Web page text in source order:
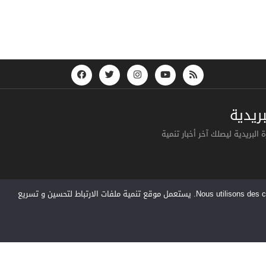
ليصلك آخر أخبار تنمية
Nous utilisons des cookies pour vous garantir la meilleure expérience sur notre site web. Si vous continuez à utiliser ce site, nous supposerons que vous en êtes satisfait. يستعمل موقع تنمية ملفات الارتباط لتحسين و تسريع